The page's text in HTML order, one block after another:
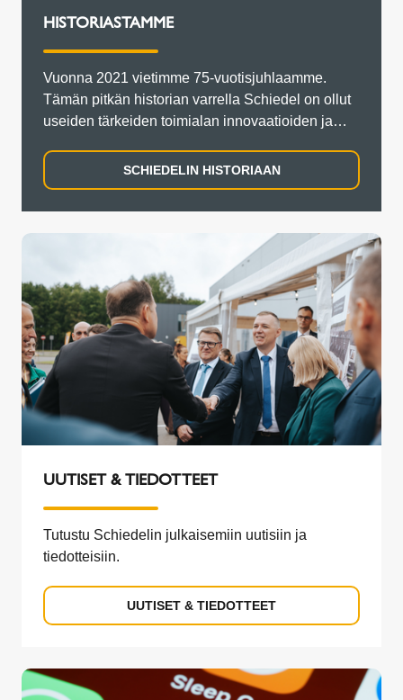
HISTORIASTAMME
Vuonna 2021 vietimme 75-vuotisjuhlaamme.
Tämän pitkän historian varrella Schiedel on ollut
useiden tärkeiden toimialan innovaatioiden ja
SCHIEDELIN HISTORIAAN
UUTISET & TIEDOTTEET
Tutustu Schiedelin julkaisemiin uutisiin ja
tiedotteisiin.
UUTISET & TIEDOTTEET